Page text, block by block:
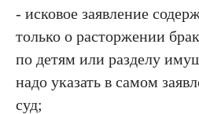
- исковое заявление
только о расторжении
по детям или разделу
надо указать в самом
суд;